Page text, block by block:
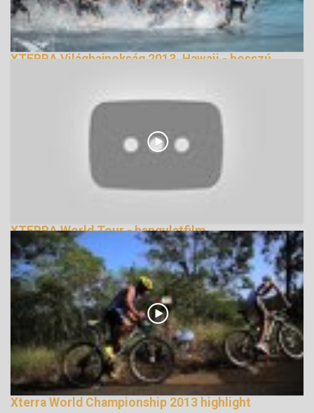
XTERRA Világbajnokság 2013, Hawaii - hosszú
XTERRA World Tour - hangulatfilm
335788 Nézetek
Xterra World Championship 2013 highlight